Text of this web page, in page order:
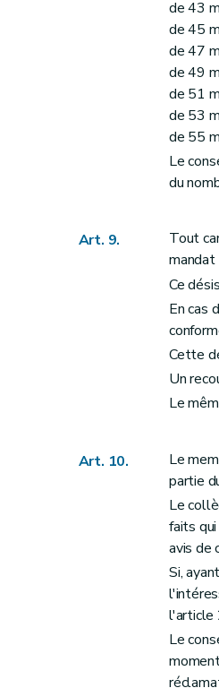
Art. 67
Art. 68
Art. 69
Art. 70
Section 8
Art. 71
Art. 72
Art. 72bis
Art. 74
Art. 75
Art. 76
Art. 77
Art. 78
Art. 79
Section 9
Art. 80
Section 10
Art. 82
Art. 83
Chapitre II
Section
Art. 84
Section 2
Art. 85
Art. 86
de 43
de 45
de 47
de 49
de 51
de 53
de 55
Le
du
Art. 9.
Tout
mandat
Ce
En cas
Cette
Un
Le
Art. 10.
Le
partie
Le
faits
avis de
Si,
l'article
Le